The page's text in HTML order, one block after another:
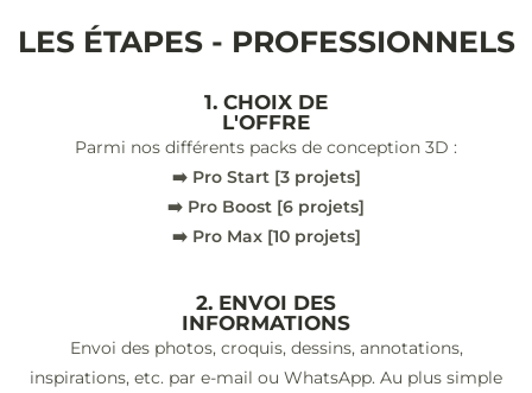
LES ÉTAPES - PROFESSIONNELS
1. CHOIX DE
L'OFFRE
Parmi nos différents packs de conception 3D :
➡️ Pro Start [3 projets]
➡️ Pro Boost [6 projets]
➡️ Pro Max [10 projets]
2. ENVOI DES
INFORMATIONS
Envoi des photos, croquis, dessins, annotations,
inspirations, etc. par e-mail ou WhatsApp. Au plus simple